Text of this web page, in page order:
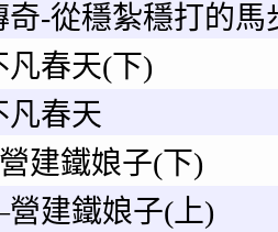
奇-從穩紮穩打的
凡春天(下)
凡春天
建鐵娘子(下)
建鐵娘子(上)